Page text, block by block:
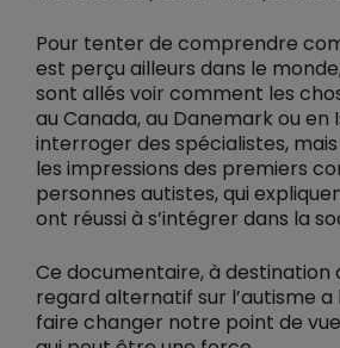
Pour tenter de comprendre
est perçu ailleurs dans le
sont allés voir comment les
au Canada, au Danemark ou en
interroger des spécialistes,
les impressions des premiers
personnes autistes, qui
ont réussi à s’intégrer dans la
Ce documentaire, à destination
regard alternatif sur l’autisme a
faire changer notre point de